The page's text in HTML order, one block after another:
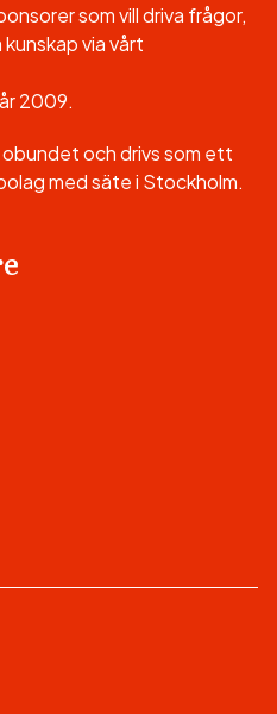
som vill driva frågor,
via vårt
2009.
och drivs som ett
med säte i Stockholm.